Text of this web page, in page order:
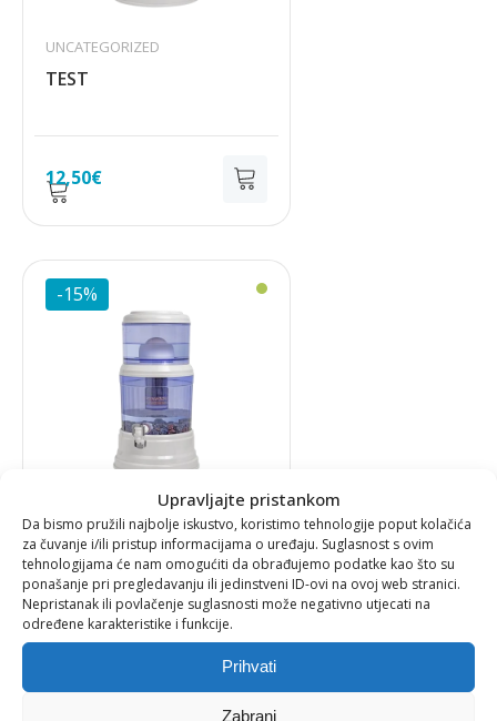
Upravljajte pristankom
Da bismo pružili najbolje iskustvo, koristimo tehnologije poput kolačića
za čuvanje i/ili pristup informacijama o uređaju. Suglasnost s ovim
tehnologijama će nam omogućiti da obrađujemo podatke kao što su
ponašanje pri pregledavanju ili jedinstveni ID-ovi na ovoj web stranici.
Nepristanak ili povlačenje suglasnosti može negativno utjecati na
određene karakteristike i funkcije.
Prihvati
Zabrani
12,50€
UNCATEGORIZED
TEST
-15%
298,89€
Izvorna
bila
254,05€Trenutna
je:
FILTERI HOME-SLIDER
EVA FILTER 12 L